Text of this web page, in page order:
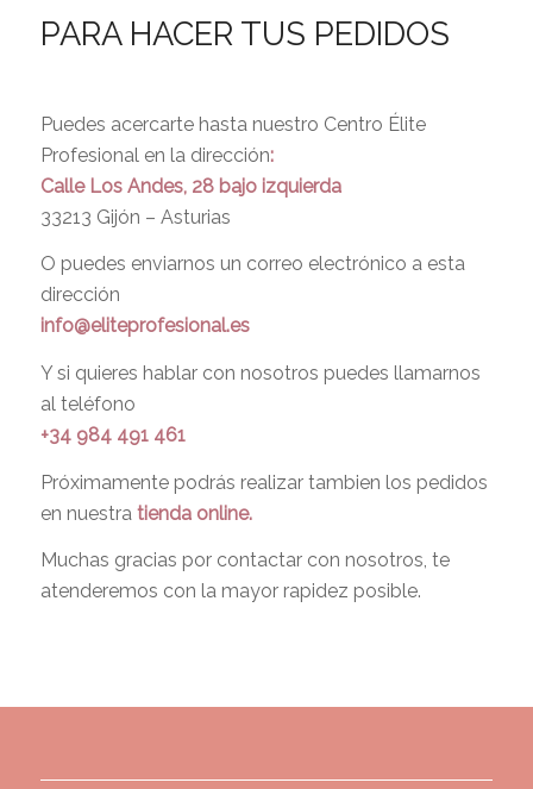
PARA HACER TUS PEDIDOS
Puedes acercarte hasta nuestro Centro Élite
Profesional en la dirección:
Calle Los Andes, 28 bajo izquierda
33213 Gijón – Asturias
O puedes enviarnos un correo electrónico a esta
dirección
info@eliteprofesional.es
Y si quieres hablar con nosotros puedes llamarnos
al teléfono
+34 984 491 461
Próximamente podrás realizar tambien los pedidos
en nuestra tienda online.
Muchas gracias por contactar con nosotros, te
atenderemos con la mayor rapidez posible.